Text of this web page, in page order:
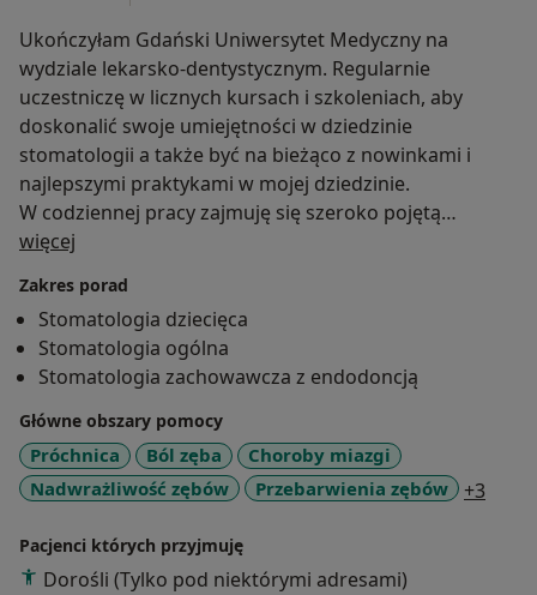
Ukończyłam Gdański Uniwersytet Medyczny na
wydziale lekarsko-dentystycznym. Regularnie
uczestniczę w licznych kursach i szkoleniach, aby
doskonalić swoje umiejętności w dziedzinie
stomatologii a także być na bieżąco z nowinkami i
najlepszymi praktykami w mojej dziedzinie.
W codziennej pracy zajmuję się szeroko pojętą
stomatologią zachowawczą, endodoncją oraz
Jako lekarz dentysta kładę duży nacisk na empatię i
zrozumienie potrzeb moich pacjentów. Wiem, że
wizyta u dentysty może budzić lęk, dlatego staram się
stworzyć atmosferę komfortu i zaufania. Uważnie
słucham swoich pacjentów, aby lepiej zrozumieć ich
obawy i wspólnie wypracować najlepsze rozwiązanie.
Moim celem jest nie tylko skuteczne leczenie
dentystyczne, ale także zapewnienie, że każdy pacjent
więcej
Zakres porad
Stomatologia dziecięca
Stomatologia ogólna
Stomatologia zachowawcza z endodoncją
Główne obszary pomocy
Próchnica Ból zęba
Choroby miazgi
Nadwrażliwość zębów
Przebarwienia zębów +3
Pacjenci których przyjmuję
Dorośli (Tylko pod niektórymi adresami)